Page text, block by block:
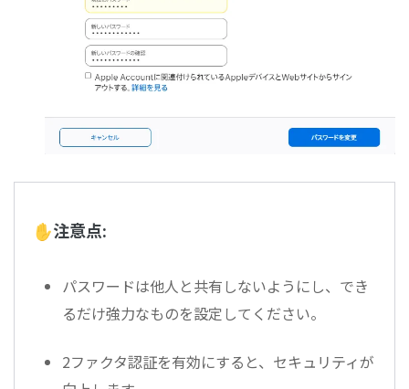
✋注意点:
パスワードは他人と共有しないようにし、でき
るだけ強力なものを設定してください。
2ファクタ認証を有効にすると、セキュリティが